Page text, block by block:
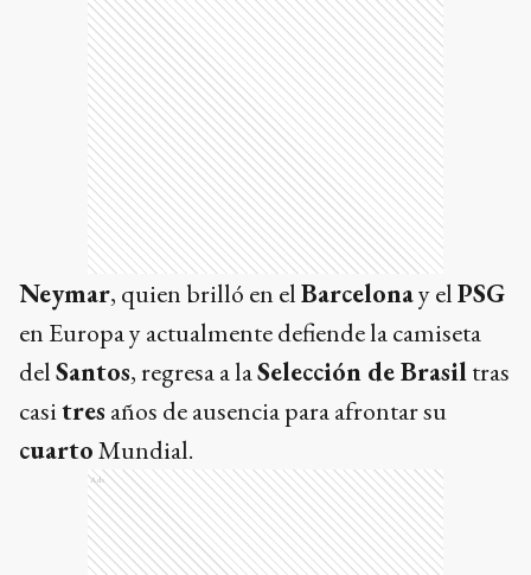
Neymar, quien brilló en elBarcelonay elPSG
en Europa y actualmente defiende la camiseta
delSantos, regresa a laSelección de Brasiltras
casitres años de ausencia para afrontar su
cuartoMundial.
Ads